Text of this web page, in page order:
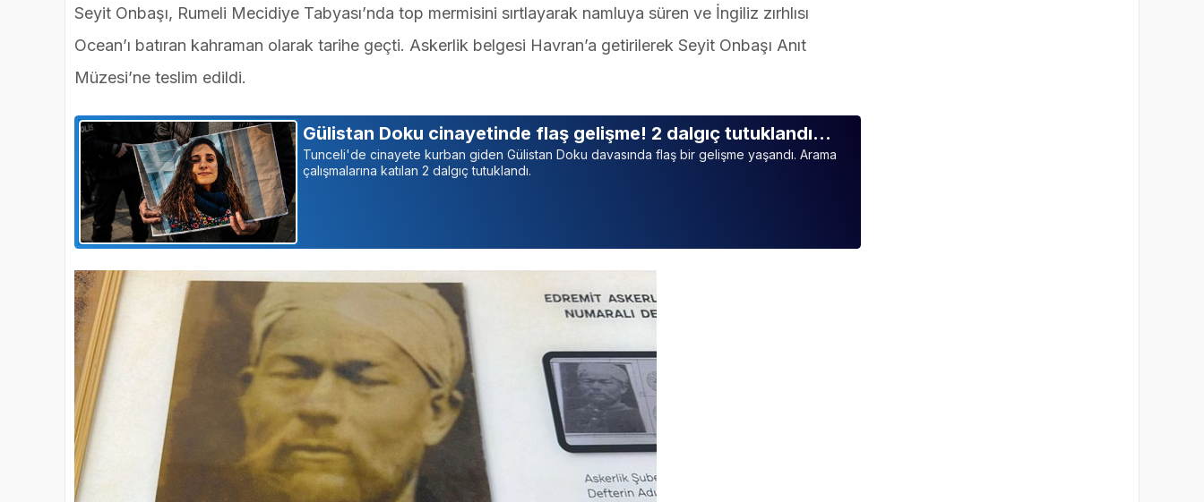
Seyit Onbaşı, Rumeli Mecidiye Tabyası’nda top mermisini sırtlayarak namluya süren ve İngiliz zırhlısı
Ocean’ı batıran kahraman olarak tarihe geçti. Askerlik belgesi Havran’a getirilerek Seyit Onbaşı Anıt
Müzesi’ne teslim edildi.
Gülistan Doku cinayetinde flaş gelişme! 2 dalgıç tutuklandı…
Tunceli'de cinayete kurban giden Gülistan Doku davasında flaş bir gelişme yaşandı. Arama
çalışmalarına katılan 2 dalgıç tutuklandı.